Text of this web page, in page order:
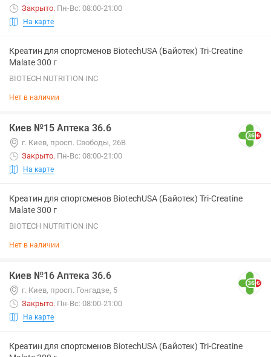
Закрыто. Пн-Вс: 08:00-21:00
На карте
Креатин для спортсменов BiotechUSA (Байотек) Tri-Creatine
Malate 300 г
BIOTECH NUTRITION INC
Нет в наличии
Киев №15 Аптека 36.6
г. Киев, просп. Свободы, 26В
Закрыто. Пн-Вс: 08:00-21:00
На карте
Креатин для спортсменов BiotechUSA (Байотек) Tri-Creatine
Malate 300 г
BIOTECH NUTRITION INC
Нет в наличии
Киев №16 Аптека 36.6
г. Киев, просп. Гонгадзе, 5
Закрыто. Пн-Вс: 08:00-21:00
На карте
Креатин для спортсменов BiotechUSA (Байотек) Tri-Creatine